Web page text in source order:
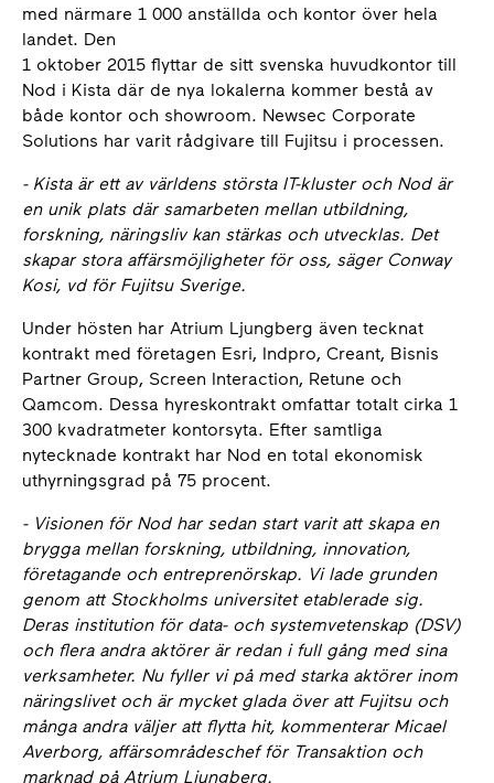
med närmare 1 000 anställda och kontor över hela
landet. Den
1 oktober 2015 flyttar de sitt svenska huvudkontor till
Nod i Kista där de nya lokalerna kommer bestå av
både kontor och showroom. Newsec Corporate
Solutions har varit rådgivare till Fujitsu i processen.
- Kista är ett av världens största IT-kluster och Nod är
en unik plats där samarbeten mellan utbildning,
forskning, näringsliv kan stärkas och utvecklas. Det
skapar stora affärsmöjligheter för oss, säger Conway
Kosi, vd för Fujitsu Sverige.
Under hösten har Atrium Ljungberg även tecknat
kontrakt med företagen Esri, Indpro, Creant, Bisnis
Partner Group, Screen Interaction, Retune och
Qamcom. Dessa hyreskontrakt omfattar totalt cirka 1
300 kvadratmeter kontorsyta. Efter samtliga
nytecknade kontrakt har Nod en total ekonomisk
uthyrningsgrad på 75 procent.
- Visionen för Nod har sedan start varit att skapa en
brygga mellan forskning, utbildning, innovation,
företagande och entreprenörskap. Vi lade grunden
genom att Stockholms universitet etablerade sig.
Deras institution för data- och systemvetenskap (DSV)
och flera andra aktörer är redan i full gång med sina
verksamheter. Nu fyller vi på med starka aktörer inom
näringslivet och är mycket glada över att Fujitsu och
många andra väljer att flytta hit, kommenterar Micael
Averborg, affärsområdeschef för Transaktion och
marknad på Atrium Ljungberg.